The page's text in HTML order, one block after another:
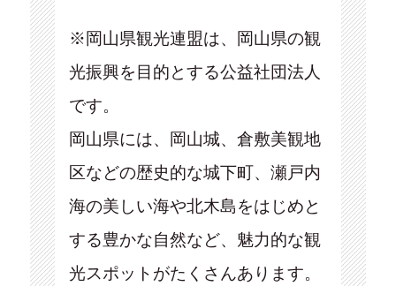
※岡山県観光連盟は、岡山県の観
光振興を目的とする公益社団法人
です。
岡山県には、岡山城、倉敷美観地
区などの歴史的な城下町、瀬戸内
海の美しい海や北木島をはじめと
する豊かな自然など、魅力的な観
光スポットがたくさんあります。